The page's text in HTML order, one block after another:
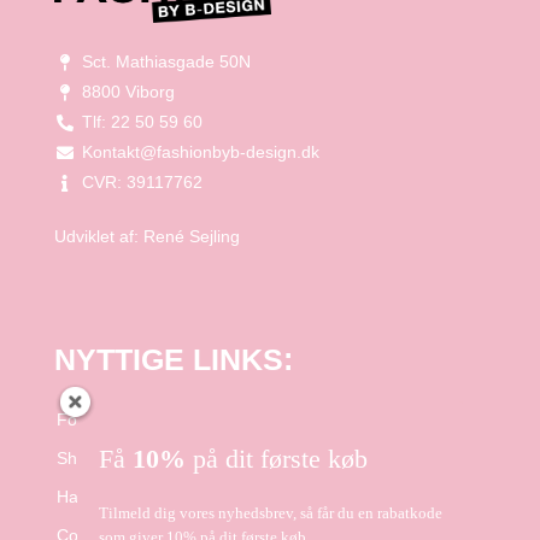
Sct. Mathiasgade 50N
8800 Viborg
Tlf: 22 50 59 60
Kontakt@fashionbyb-design.dk
CVR: 39117762
Udviklet af: René Sejling
NYTTIGE LINKS:
Forside
Shop
Handelsbetingelser
Cookie- og Privatlivspolitik
Få 10% på dit første køb
Tilmeld dig vores nyhedsbrev, så får du en rabatkode